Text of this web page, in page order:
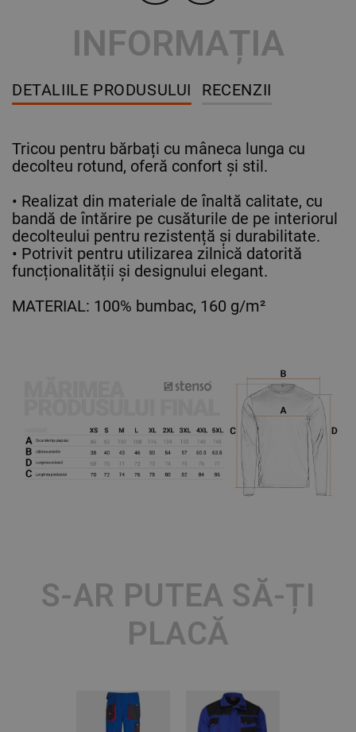
INFORMAȚIA
DETALIILE PRODUSULUI RECENZII
Tricou pentru bărbați cu mâneca lunga cu
decolteu rotund, oferă confort și stil.
• Realizat din materiale de înaltă calitate, cu
bandă de întărire pe cusăturile de pe interiorul
decolteului pentru rezistență și durabilitate.
• Potrivit pentru utilizarea zilnică datorită
funcționalității și designului elegant.
MATERIAL: 100% bumbac, 160 g/m²
S-AR PUTEA SĂ-ȚI
PLACĂ